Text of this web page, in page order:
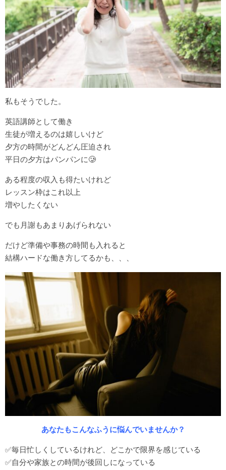
私もそうでした。
英語講師として働き
生徒が増えるのは嬉しいけど
夕方の時間がどんどん圧迫され
平日の夕方はパンパンに🥲
ある程度の収入も得たいけれど
レッスン枠はこれ以上
増やしたくない
でも月謝もあまりあげられない
だけど準備や事務の時間も入れると
結構ハードな働き方してるかも、、、
あなたもこんなふうに悩んでいませんか？
✅毎日忙しくしているけれど、どこかで限界を感じている
✅自分や家族との時間が後回しになっている